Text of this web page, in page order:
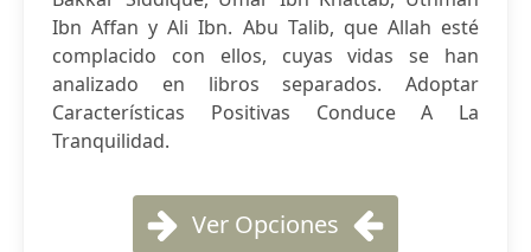
Ibn Affan y Ali Ibn. Abu Talib, que Allah esté
complacido con ellos, cuyas vidas se han
analizado en libros separados. Adoptar
Características Positivas Conduce A La
Tranquilidad.
Ver Opciones